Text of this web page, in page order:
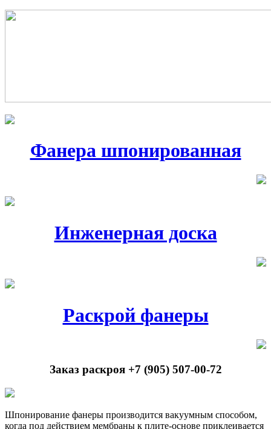
Фанера шпонированная
Инженерная доска
Раскрой фанеры
Заказ раскроя +7 (905) 507-00-72
Шпонирование фанеры производится вакуумным способом,
когда под действием мембраны к плите-основе приклеивается